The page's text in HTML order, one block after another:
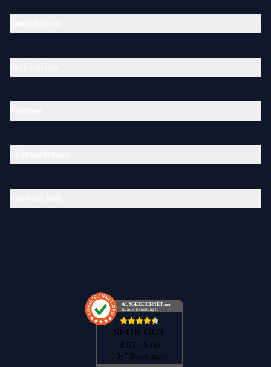
AUSGEZEICHNET.org
Kundenbewertungen
SEHR GUT
4.57 / 5.00
5.347 Bewertungen